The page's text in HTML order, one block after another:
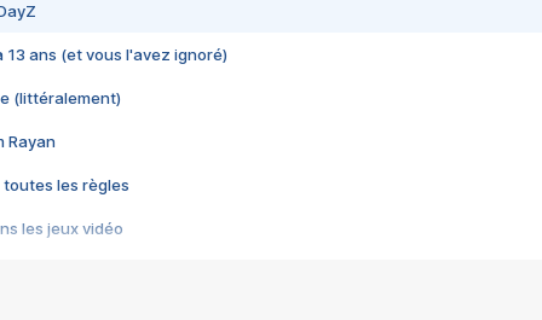
13 ans (et vous l'avez ignoré)
(littéralement)
Rayan
toutes les règles
les jeux vidéo